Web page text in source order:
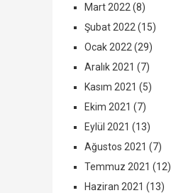
Mart 2022 (8)
Şubat 2022 (15)
Ocak 2022 (29)
Aralık 2021 (7)
Kasım 2021 (5)
Ekim 2021 (7)
Eylül 2021 (13)
Ağustos 2021 (7)
Temmuz 2021 (12)
Haziran 2021 (13)